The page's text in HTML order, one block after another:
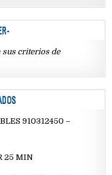
sus criterios de
910312450 –
25 MIN